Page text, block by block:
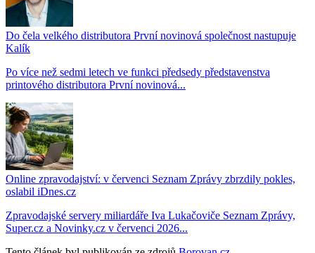
Do čela velkého distributora První novinová společnost nastupuje
Kalík
Po více než sedmi letech ve funkci předsedy představenstva
printového distributora První novinová...
Online zpravodajství: v červenci Seznam Zprávy zbrzdily pokles,
oslabil iDnes.cz
Zpravodajské servery miliardáře Iva Lukačoviče Seznam Zprávy,
Super.cz a Novinky.cz v červenci 2026...